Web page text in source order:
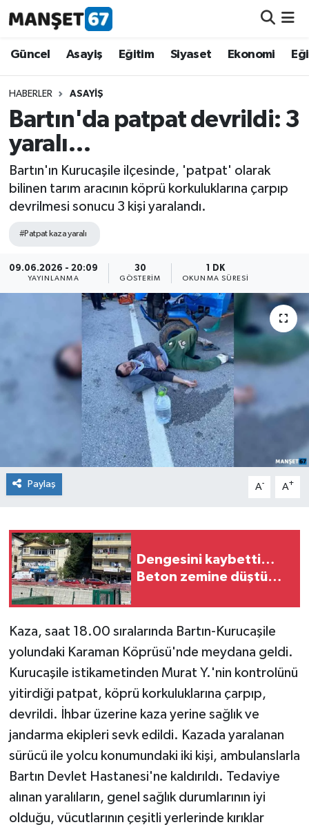
Güncel Asayiş Eğitim Siyaset Ekonomi
HABERLER ASAYIŞ
Bartın'da patpat devrildi: 3
yaralı…
Bartın'ın Kurucaşile ilçesinde, 'patpat' olarak
bilinen tarım aracının köprü korkuluklarına çarpıp
devrilmesi sonucu 3 kişi yaralandı.
#Patpat kaza yaralı
09.06.2026 - 20:09
YAYINLANMA
30
GÖSTERIM
1 DK
OKUNMA SÜRESI
Paylaş A- A+
Dengesini kaybetti…
Beton zemine düştü…
Kaza, saat 18.00 sıralarında Bartın-Kurucaşile
yolundaki Karaman Köprüsü'nde meydana geldi.
Kurucaşile istikametinden Murat Y.'nin kontrolünü
yitirdiği patpat, köprü korkuluklarına çarpıp,
devrildi. İhbar üzerine kaza yerine sağlık ve
jandarma ekipleri sevk edildi. Kazada yaralanan
sürücü ile yolcu konumundaki iki kişi, ambulanslarla
Bartın Devlet Hastanesi'ne kaldırıldı. Tedaviye
alınan yaralıların, genel sağlık durumlarının iyi
olduğu, vücutlarının çeşitli yerlerinde kırıklar
Güncel
Asayiş
Siyaset
Eğitim
Ekonomi
Kültür-Sanat
Magazin
Mizah
Röportaj
Teknoloji